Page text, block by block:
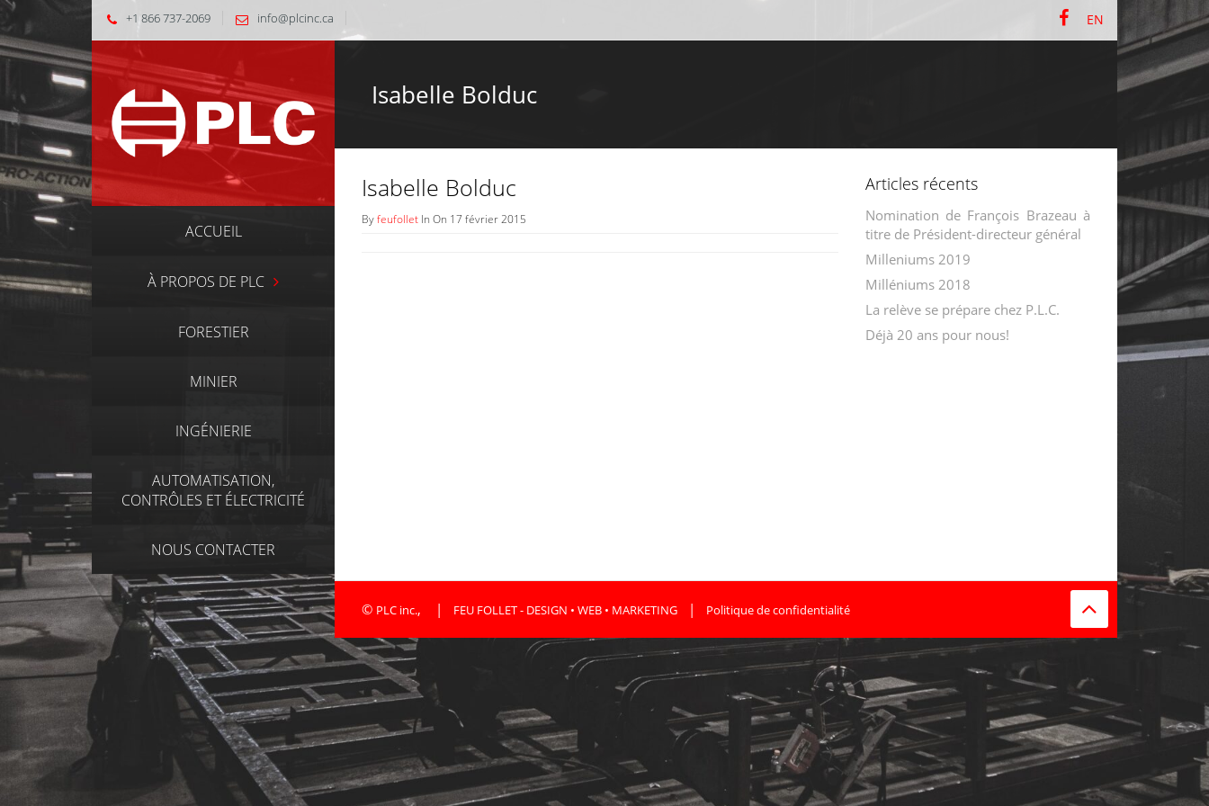
+1 866 737-2069 info@plcinc.ca EN
ACCUEIL
À PROPOS DE PLC
FORESTIER
MINIER
INGÉNIERIE
AUTOMATISATION,
CONTRÔLES ET ÉLECTRICITÉ
NOUS CONTACTER
Isabelle Bolduc
Isabelle Bolduc
Byfeufollet In On 17 février 2015
Articles récents
Nomination de François Brazeau à
titre de Président-directeur général
Milleniums 2019
Milléniums 2018
La relève se prépare chez P.L.C.
Déjà 20 ans pour nous!
© PLC inc., | FEU FOLLET - DESIGN • WEB • MARKETING | Politique de confidentialité